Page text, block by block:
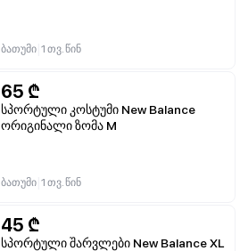
ბათუმი 1 თვ. წინ
65 ₾
სპორტული კოსტუმი New Balance
ორიგინალი ზომა M
ბათუმი 1 თვ. წინ
45 ₾
სპორტული შარვლები New Balance XL